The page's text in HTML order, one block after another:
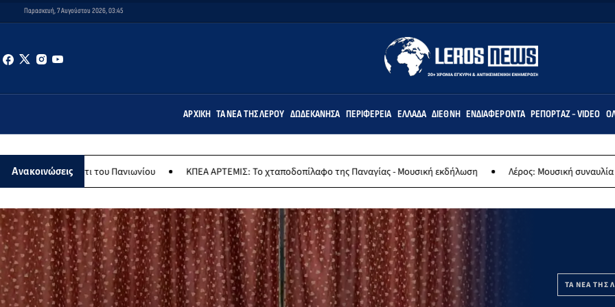
Παρασκευή, 7 Αυγούστου 2026, 03:45
ΑΡΧΙΚΉ ΤΑ ΝΈΑ ΤΗΣ ΛΈΡΟΥ ΔΩΔΕΚΆΝΗΣΑ ΠΕΡΙΦΈΡΕΙΑ ΕΛΛΆΔΑ ΔΙΕΘΝΉ ΕΝΔΙΑΦΈΡΟΝΤΑ ΡΕΠΟΡΤΆΖ - VIDEO
Ανακοινώσεις
του Πανιωνίου ΚΠΕΑ ΑΡΤΕΜΙΣ: Το χταποδοπίλαφο της Παναγίας - Μουσική εκδήλωση Λέρος: Μουσική συναυλία των
ΤΑ ΝΕΑ ΤΗΣ